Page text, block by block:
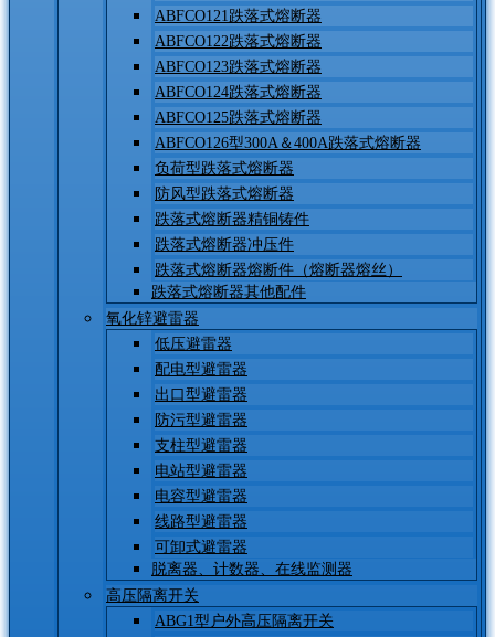
ABFCO121跌落式熔断器
ABFCO122跌落式熔断器
ABFCO123跌落式熔断器
ABFCO124跌落式熔断器
ABFCO125跌落式熔断器
ABFCO126型300A＆400A跌落式熔断器
负荷型跌落式熔断器
防风型跌落式熔断器
跌落式熔断器精铜铸件
跌落式熔断器冲压件
跌落式熔断器熔断件（熔断器熔丝）
跌落式熔断器其他配件
氧化锌避雷器
低压避雷器
配电型避雷器
出口型避雷器
防污型避雷器
支柱型避雷器
电站型避雷器
电容型避雷器
线路型避雷器
可卸式避雷器
脱离器、计数器、在线监测器
高压隔离开关
ABG1型户外高压隔离开关